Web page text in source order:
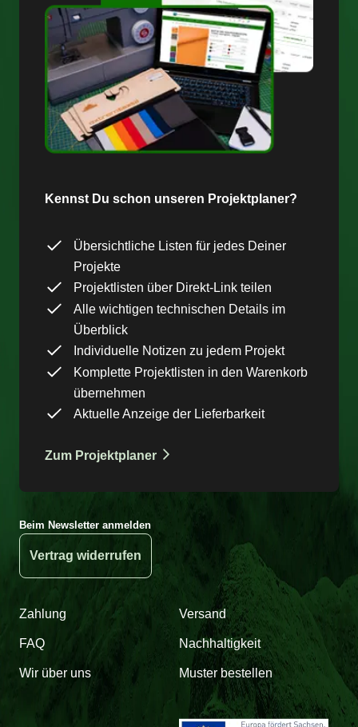
Kennst Du schon unseren Projektplaner?
Übersichtliche Listen für jedes Deiner
Projekte
Projektlisten über Direkt-Link teilen
Alle wichtigen technischen Details im
Überblick
Individuelle Notizen zu jedem Projekt
Komplette Projektlisten in den Warenkorb
übernehmen
Aktuelle Anzeige der Lieferbarkeit
Zum Projektplaner
Beim Newsletter anmelden
Vertrag widerrufen
Zahlung Versand
FAQ Nachhaltigkeit
Wir über uns Muster bestellen